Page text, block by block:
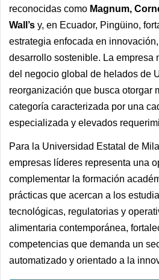
reconocidas como Magnum,
Wall’s y, en Ecuador, Pingüino,
estrategia enfocada en
desarrollo sostenible. La empresa
del negocio global de helados de
reorganización que busca otorgar
categoría caracterizada por una
especializada y elevados
Para la Universidad Estatal de
empresas líderes representa una
complementar la formación
prácticas que acercan a los
tecnológicas, regulatorias y
alimentaria contemporánea,
competencias que demanda un
automatizado y orientado a la